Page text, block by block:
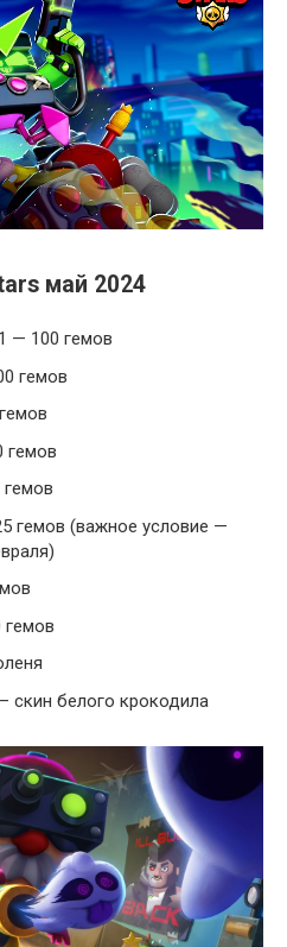
май 2024
— 100 гемов
гемов
гемов
гемов
гемов (важное условие —
гемов
– скин белого крокодила